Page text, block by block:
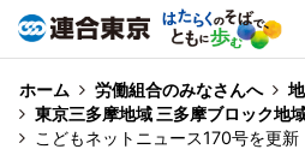
ホーム 労働組合のみなさんへ
東京三多摩地域 三多摩ブロック地
こどもネットニュース170号を更新